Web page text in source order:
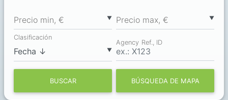
▼
Precio min, € ▼
Precio max, €
▼
Clasificación
Agency Ref., ID
BUSCAR BÚSQUEDA DE MAPA